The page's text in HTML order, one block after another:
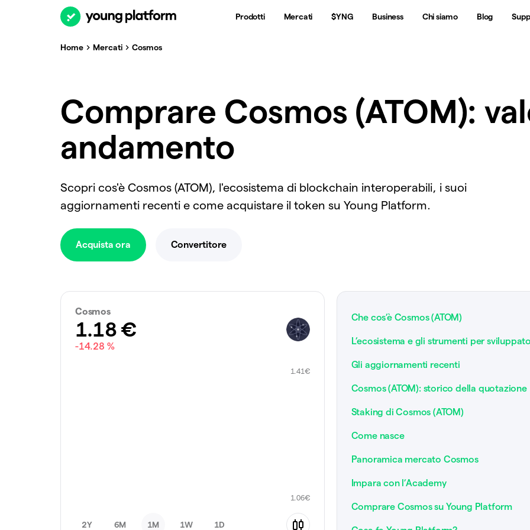
Prodotti Mercati $YNG Business Chi siamo Blog
Home Mercati Cosmos
Comprare Cosmos (ATOM):
andamento
Scopri cos'è Cosmos (ATOM), l'ecosistema di blockchain interoperabili, i suoi
aggiornamenti recenti e come acquistare il token su Young Platform.
Acquista ora Convertitore
Cosmos
1.18 €
-14.28 %
1.41€
1.06€
2Y 6M 1M 1W 1D
Che cos’è Cosmos (ATOM)
L’ecosistema e gli strumenti per
Gli aggiornamenti recenti
Cosmos (ATOM): storico della quotazione
Staking di Cosmos (ATOM)
Come nasce
Panoramica mercato Cosmos
Impara con l’Academy
Comprare Cosmos su Young Platform